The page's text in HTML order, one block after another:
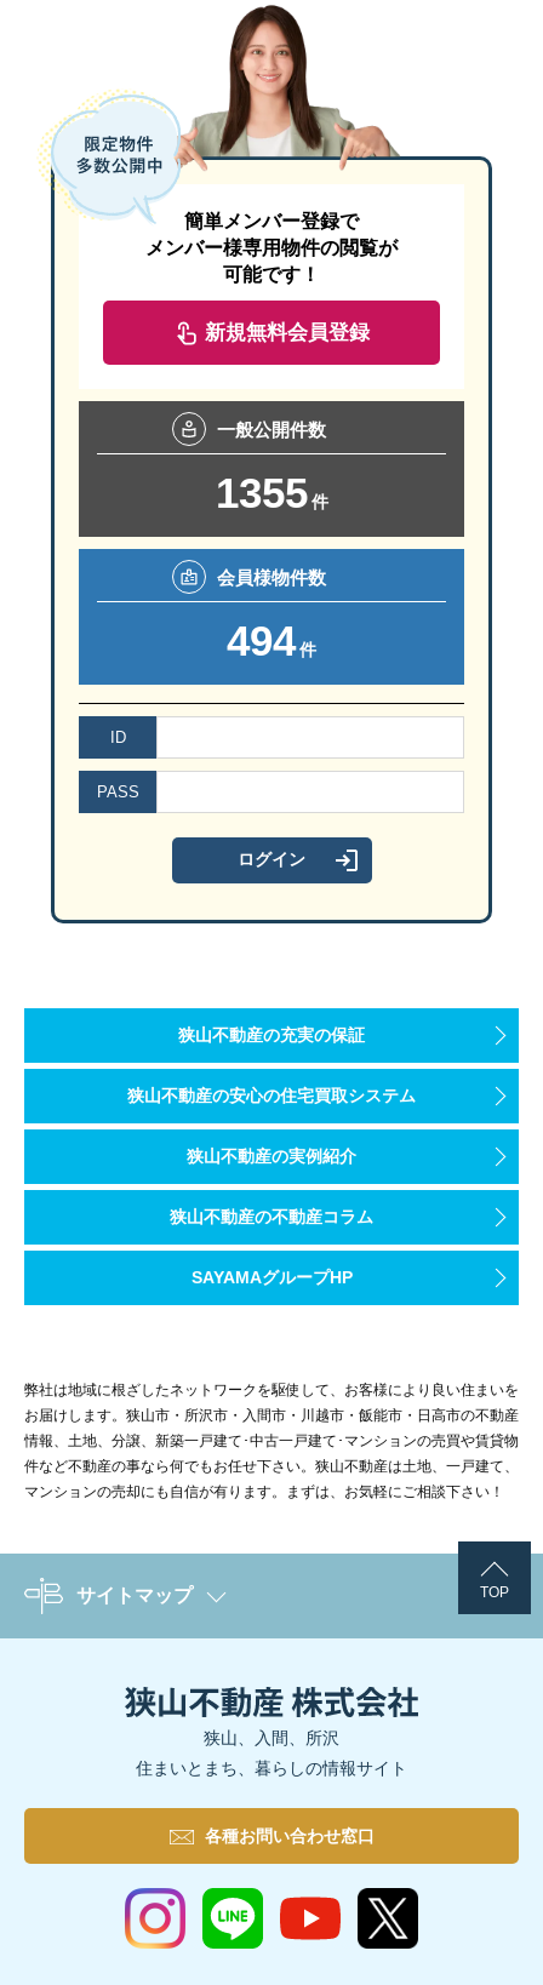
簡単メンバー登録で
メンバー様専用物件の閲覧が
可能です！
新規無料会員登録
一般公開件数
1355 件
会員様物件数
494件
ID
PASS
狭山不動産の充実の保証
狭山不動産の安心の住宅買取システム
狭山不動産の実例紹介
狭山不動産の不動産コラム
SAYAMAグループHP
弊社は地域に根ざしたネットワークを駆使して、お客様により良い住まいを
お届けします。狭山市・所沢市・入間市・川越市・飯能市・日高市の不動産
情報、土地、分譲、新築一戸建て･中古一戸建て･マンションの売買や賃貸物
件など不動産の事なら何でもお任せ下さい。狭山不動産は土地、一戸建て、
マンションの売却にも自信が有ります。まずは、お気軽にご相談下さい！
TOP
サイトマップ
狭山、入間、所沢
住まいとまち、暮らしの情報サイト
各種お問い合わせ窓口